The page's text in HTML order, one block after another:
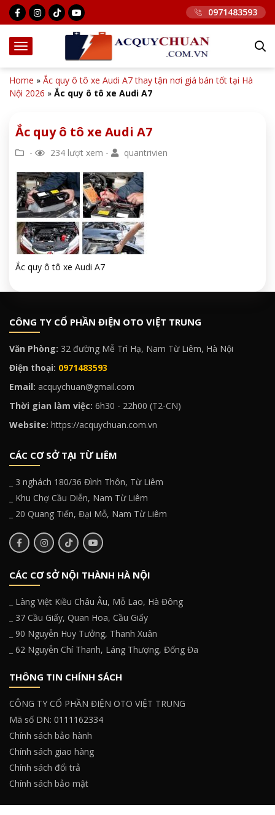
0971483593
Home » Ắc quy ô tô xe Audi A7 thay tận nơi giá bán tốt tại Hà
Nội 2026 » Ắc quy ô tô xe Audi A7
Ắc quy ô tô xe Audi A7
- 234 lượt xem - quantrivien
Ắc quy ô tô xe Audi A7
CÔNG TY CỔ PHẦN ĐIỆN OTO VIỆT TRUNG
Văn Phòng: 32 đường Mễ Trì Hạ, Nam Từ Liêm, Hà Nội
Điện thoại: 0971483593
Email: acquychuan@gmail.com
Thời gian làm việc: 6h30 - 22h00 (T2-CN)
Website: https://acquychuan.com.vn
CÁC CƠ SỞ TẠI TỪ LIÊM
_ 3 nghách 180/36 Đình Thôn, Từ Liêm
_ Khu Chợ Cầu Diễn, Nam Từ Liêm
_ 20 Quang Tiến, Đại Mỗ, Nam Từ Liêm
CÁC CƠ SỞ NỘI THÀNH HÀ NỘI
_ Làng Việt Kiều Châu Âu, Mỗ Lao, Hà Đông
_ 37 Cầu Giấy, Quan Hoa, Cầu Giấy
_ 90 Nguyễn Huy Tưởng, Thanh Xuân
_ 62 Nguyễn Chí Thanh, Láng Thượng, Đống Đa
THÔNG TIN CHÍNH SÁCH
CÔNG TY CỔ PHẦN ĐIỆN OTO VIỆT TRUNG
Mã số DN: 0111162334
Chính sách bảo hành
Chính sách giao hàng
Chính sách đổi trả
Chính sách bảo mật